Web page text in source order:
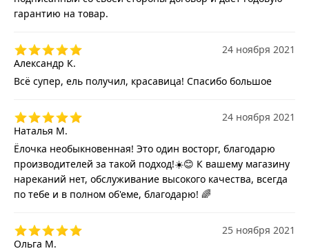
гарантию на товар.
Александр К.
24 ноября 2021
Всё супер, ель получил, красавица! Спасибо большое
Наталья М.
24 ноября 2021
Ёлочка необыкновенная! Это один восторг, благодарю
производителей за такой подход!☀️😊 К вашему магазину
нареканий нет, обслуживание высокого качества, всегда
по тебе и в полном об'еме, благодарю! 🌈
Ольга М.
25 ноября 2021